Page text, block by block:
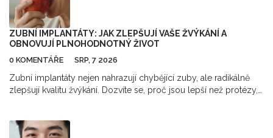
ZUBNÍ IMPLANTÁTY: JAK ZLEPŠUJÍ VAŠE ŽVÝKÁNÍ A
OBNOVUJÍ PLNOHODNOTNÝ ŽIVOT
0 KOMENTÁŘE SRP, 7 2026
Zubní implantáty nejen nahrazují chybějící zuby, ale radikálně
zlepšují kvalitu žvýkání. Dozvíte se, proč jsou lepší než protézy,